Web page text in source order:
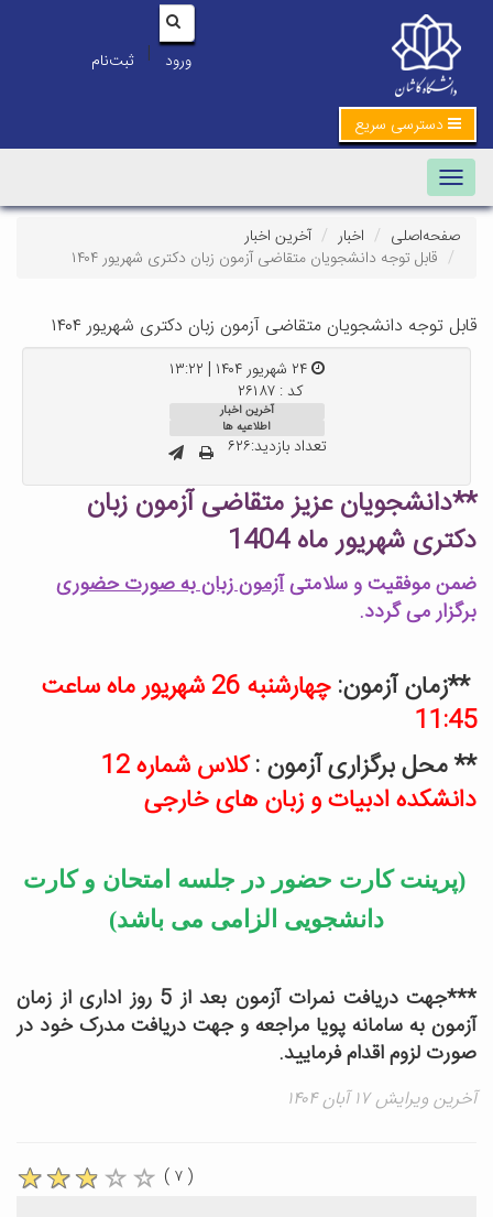
ورود | ثبت‌نام
دسترسی سریع
Toggle navigation
صفحه‌اصلی اخبار
آخرین اخبار
قابل توجه دانشجویان متقاضی آزمون زبان دکتری شهریور ۱۴۰۴
قابل توجه دانشجویان متقاضی آزمون زبان دکتری شهریور ۱۴۰۴
۲۴ شهریور ۱۴۰۴ | ۱۳:۲۲
کد : ۲۶۱۸۷
آخرین اخبار
اطلاعیه ها
تعداد بازدید:۶۲۶
**دانشجویان عزیز متقاضی آزمون زبان
دکتری شهریور ماه 1404
ضمن موفقیت و سلامتیآزمون زبان به صورت حضوری
برگزار می گردد.
**زمان آزمون:
چهارشنبه 26 شهریور ماه ساعت
11:45
** محل برگزاری آزمون :
کلاس شماره 12
دانشکده ادبیات و زبان های خارجی
(پرینت کارت حضور در جلسه امتحان و کارت
دانشجویی الزامی می باشد)
***جهت دریافت نمرات آزمون بعد از 5 روز اداری از زمان
آزمون به سامانه پویا مراجعه و جهت دریافت مدرک خود در
صورت لزوم اقدام فرمایید.
آخرین ویرایش ۱۷ آبان ۱۴۰۴
( ۷ )